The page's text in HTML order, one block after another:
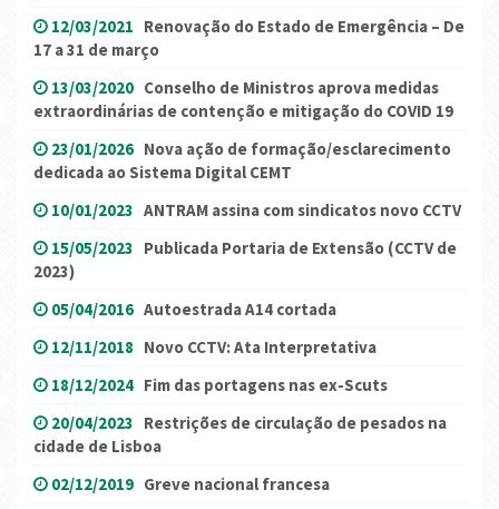
12/03/2021 Renovação do Estado de Emergência – De
17 a 31 de março
13/03/2020 Conselho de Ministros aprova medidas
extraordinárias de contenção e mitigação do COVID 19
23/01/2026 Nova ação de formação/esclarecimento
dedicada ao Sistema Digital CEMT
10/01/2023 ANTRAM assina com sindicatos novo CCTV
15/05/2023 Publicada Portaria de Extensão (CCTV de
2023)
05/04/2016 Autoestrada A14 cortada
12/11/2018 Novo CCTV: Ata Interpretativa
18/12/2024 Fim das portagens nas ex-Scuts
20/04/2023 Restrições de circulação de pesados na
cidade de Lisboa
02/12/2019 Greve nacional francesa